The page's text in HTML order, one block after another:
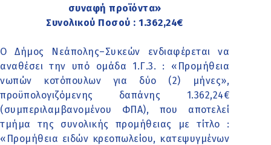
συναφή προϊόντα»
Συνολικού Ποσού : 1.362,24€
Ο Δήμος Νεάπολης–Συκεών ενδιαφέρεται να
αναθέσει την υπό ομάδα 1.Γ.3. : «Προμήθεια
νωπών κοτόπουλων για δύο (2) μήνες»,
προϋπολογιζόμενης δαπάνης 1.362,24€
(συμπεριλαμβανομένου ΦΠΑ), που αποτελεί
τμήμα της συνολικής προμήθειας με τίτλο :
«Προμήθεια ειδών κρεοπωλείου, κατεψυγμένων